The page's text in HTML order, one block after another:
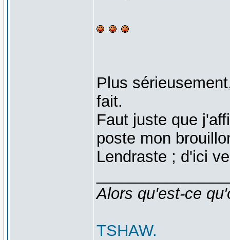
Plus
fait.
Faut juste que
poste mon
Lendraste ; d'ici
Alors qu'est-ce
TSHAW.